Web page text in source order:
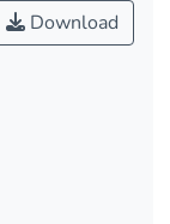
των πλοίων
Download